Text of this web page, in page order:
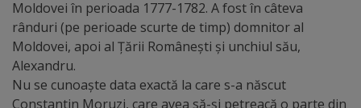
„Merite
pentru
Ungheni”
Moldovei în perioada 1777-1782. A fost în câteva
rânduri (pe perioade scurte de timp) domnitor al
Moldovei, apoi al Țării Românești și unchiul său,
Alexandru.
Nu se cunoaște data exactă la care s-a născut
Constantin Moruzi, care avea să-și petreacă o parte din